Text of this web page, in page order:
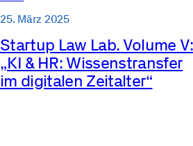
25. März 2025
Startup Law Lab. Volume V:
„KI & HR: Wissenstransfer
im digitalen Zeitalter“